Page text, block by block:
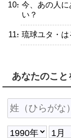
・今、あの人
い？
・琉球ユタ・
あなたのこ